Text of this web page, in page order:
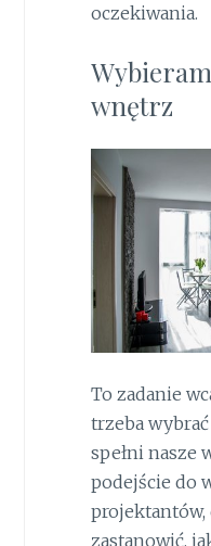
oczekiwania.
wnętrz
To zadanie
trzeba
spełni nasze
podejście do
projektantów,
zastanowić,